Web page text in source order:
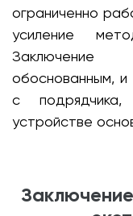
ограниченно
усиление
обоснованным, и
с
устройстве